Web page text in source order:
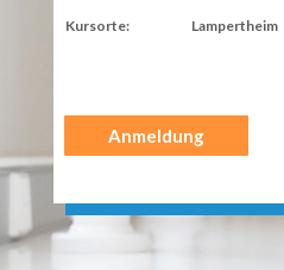
Kursorte: Lampertheim
Anmeldung